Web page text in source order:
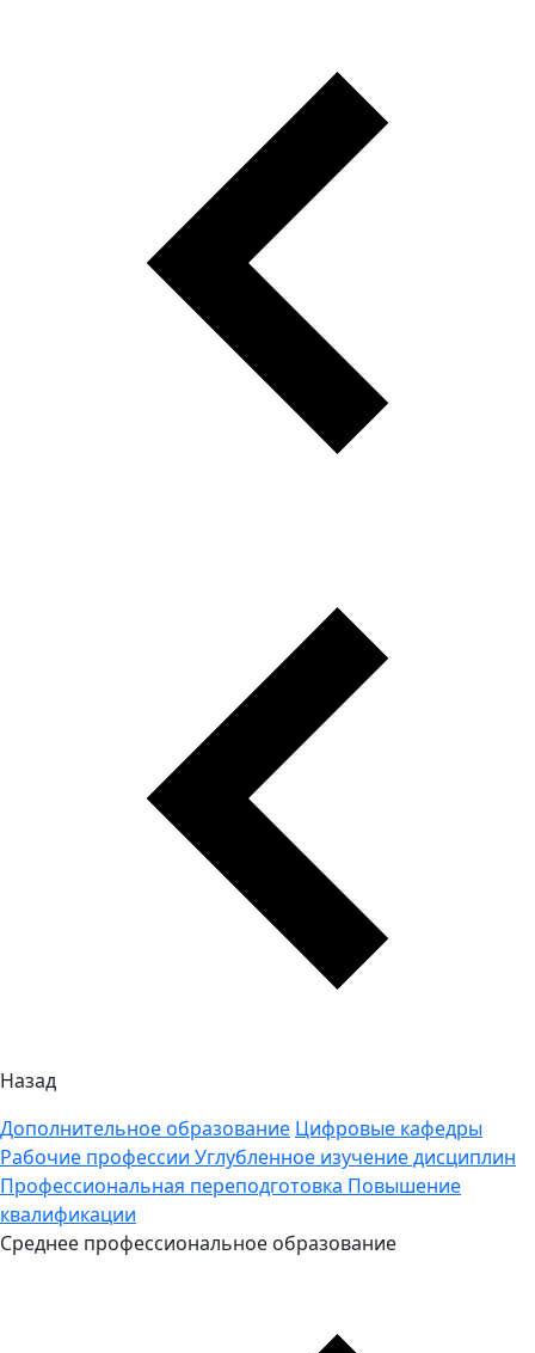
Назад
Дополнительное образование Цифровые кафедры
Рабочие профессии Углубленное изучение дисциплин
Профессиональная переподготовка Повышение
квалификации
Среднее профессиональное образование